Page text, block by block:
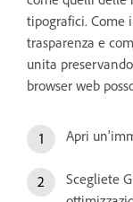
tipografici. Come
trasparenza e
unita
browser web
Apri
Scegliete